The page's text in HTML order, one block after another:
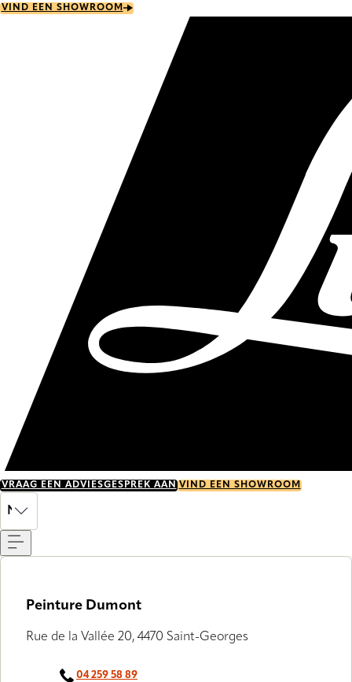
Skip
VIND EEN SHOWROOM
VRAAG EEN ADVIESGESPREK AAN VIND EEN SHOWROOM
NL
Peinture Dumont
Rue de la Vallée 20, 4470 Saint-Georges
04 259 58 89